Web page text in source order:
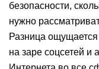
безопасности,
нужно
Разница
на заре соцсетей и